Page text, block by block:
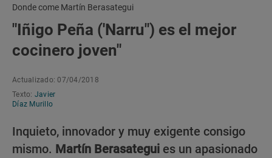
Donde come Martín Berasategui
"Iñigo Peña ('Narru") es el mejor
cocinero joven"
Actualizado: 07/04/2018
Texto: Javier
Díaz Murillo
Inquieto, innovador y muy exigente consigo
mismo. Martín Berasategui es un apasionado